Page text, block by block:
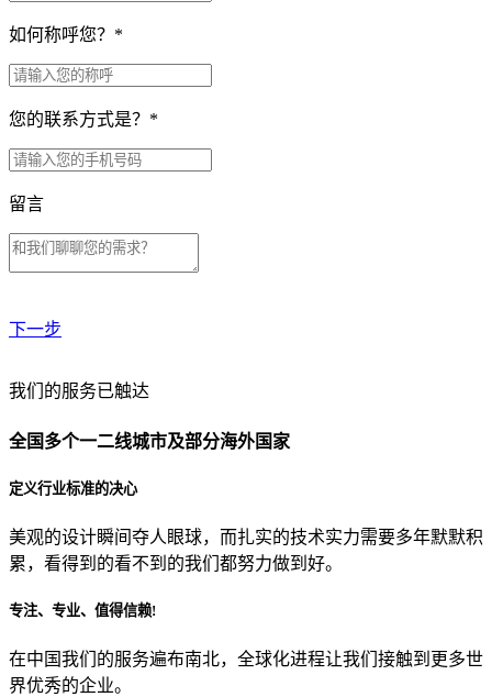
如何称呼您？ *
您的联系方式是？ *
留言
下一步
贵公司预算范围是？
贵公司的团队规模是？
目前主要的营销渠道是？
我们的服务已触达
全国多个一二线城市及部分海外国家
定义行业标准的决心
美观的设计瞬间夺人眼球，而扎实的技术实力需要多年默默积
累，看得到的看不到的我们都努力做到好。
专注、专业、值得信赖!
在中国我们的服务遍布南北，全球化进程让我们接触到更多世
界优秀的企业。